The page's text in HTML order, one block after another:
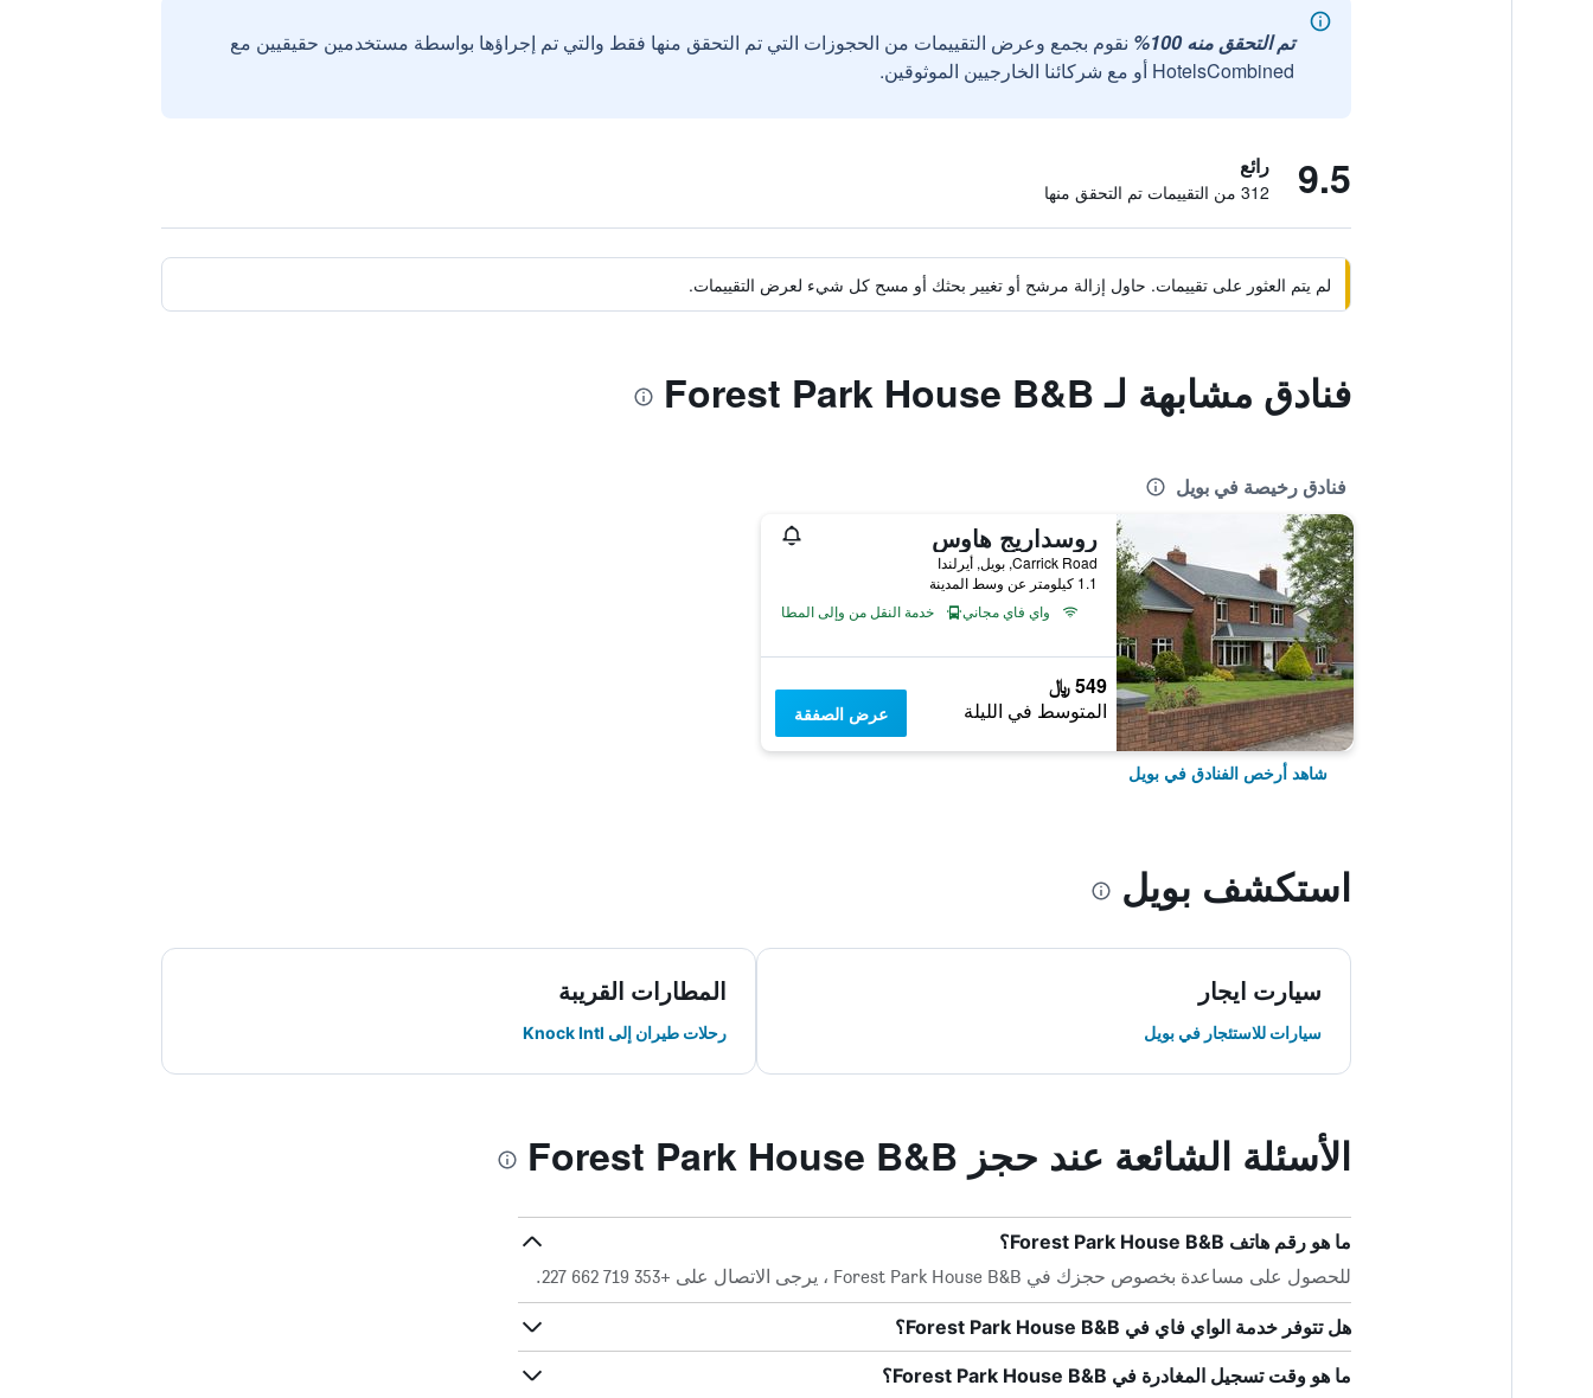
تم التحقق منه 100%
نقوم بجمع وعرض التقييمات من الحجوزات التي تم التحقق منها فقط والتي تم إجراؤها بواسطة مستخدمين حقيقيين مع
HotelsCombined أو مع شركائنا الخارجيين الموثوقين.
9.5 رائع
312 من التقييمات تم التحقق منها
لم يتم العثور على تقييمات. حاول إزالة مرشح أو تغيير بحثك أو مسح كل شيء لعرض التقييمات.
فنادق مشابهة لـ Forest Park House B&B
فنادق رخيصة في بويل
روسداريج هاوس
Carrick Road, بويل, أيرلندا
1.1 كيلومتر عن وسط المدينة
واي فاي مجاني
خدمة النقل من وإلى المطار
549 ﷼
المتوسط في الليلة عرض الصفقة
شاهد أرخص الفنادق في بويل
استكشف بويل
سيارت ايجار
سيارات للاستئجار في بويل
المطارات القريبة
رحلات طيران إلى Knock Intl
الأسئلة الشائعة عند حجز Forest Park House B&B
ما هو رقم هاتف Forest Park House B&B؟
للحصول على مساعدة بخصوص حجزك في Forest Park House B&B ، يرجى الاتصال على +353 719 662 227.
هل تتوفر خدمة الواي فاي في Forest Park House B&B؟
ما هو وقت تسجيل المغادرة في Forest Park House B&B؟